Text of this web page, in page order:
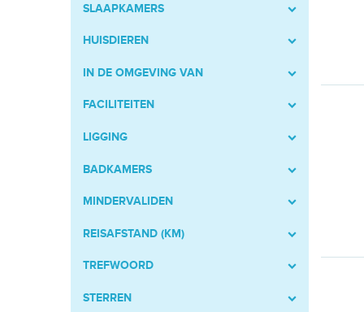
SLAAPKAMERS
HUISDIEREN
IN DE OMGEVING VAN
FACILITEITEN
LIGGING
BADKAMERS
MINDERVALIDEN
REISAFSTAND (KM)
TREFWOORD
STERREN